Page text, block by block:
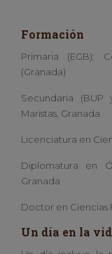
Formación
Primaria (EGB):
(Granada)
Secundaria (BUP
Maristas, Granada
Licenciatura en
Diplomatura en
Granada
Doctor en Ciencias
Un día en la